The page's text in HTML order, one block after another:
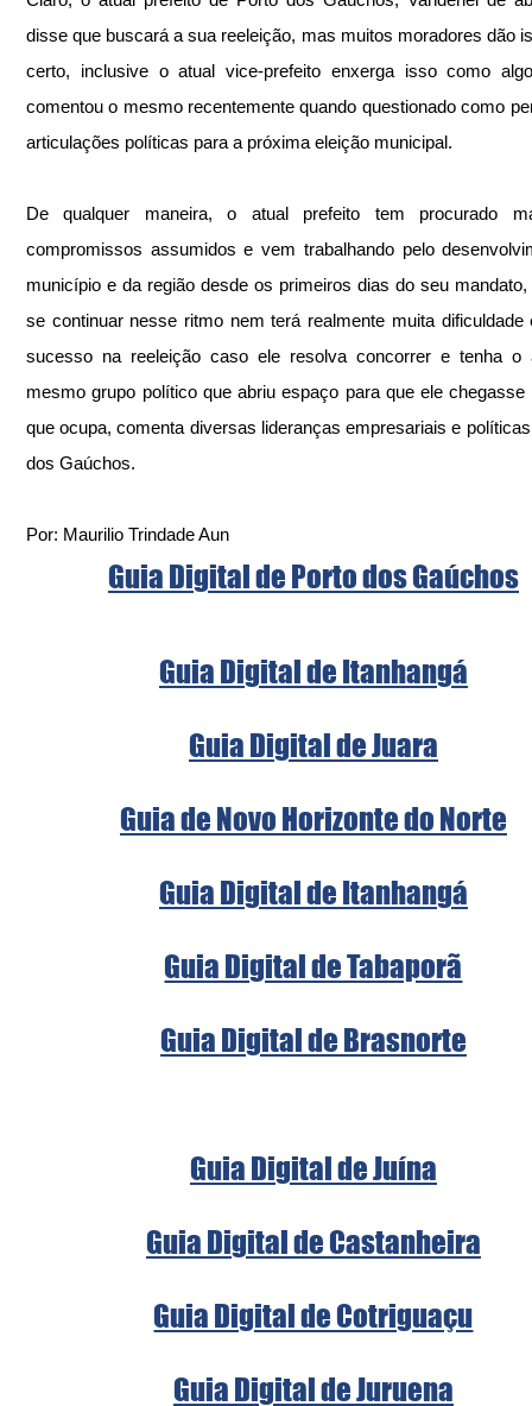
disse que buscará a sua reeleição, mas muitos moradores dão
certo, inclusive o atual vice-prefeito enxerga isso como
comentou o mesmo recentemente quando questionado como
articulações políticas para a próxima eleição municipal.
De qualquer maneira, o atual prefeito tem procurado
compromissos assumidos e vem trabalhando pelo
município e da região desde os primeiros dias do seu mandato,
se continuar nesse ritmo nem terá realmente muita dificuldade
sucesso na reeleição caso ele resolva concorrer e tenha o
mesmo grupo político que abriu espaço para que ele chegasse
que ocupa, comenta diversas lideranças empresariais e
dos Gaúchos.
Por: Maurilio Trindade Aun
Guia Digital de Porto dos Gaúchos
Guia Digital de Itanhangá
Guia Digital de Juara
Guia de Novo Horizonte do Norte
Guia Digital de Itanhangá
Guia Digital de Tabaporã
Guia Digital de Brasnorte
Guia Digital de Juína
Guia Digital de Castanheira
Guia Digital de Cotriguaçu
Guia Digital de Juruena